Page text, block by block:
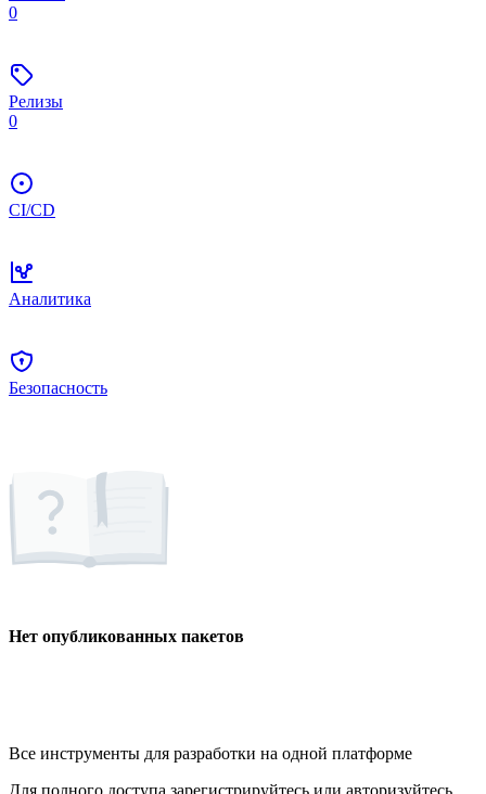
0
Релизы
0
CI/CD
Аналитика
Безопасность
Нет опубликованных пакетов
Все инструменты для разработки на одной платформе
Для полного доступа зарегистрируйтесь или авторизуйтесь